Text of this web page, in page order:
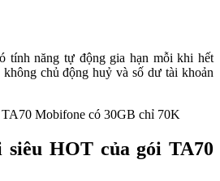
tính năng tự động gia hạn mỗi khi hết
chủ động huỷ và số dư tài khoản
HOT của gói TA70